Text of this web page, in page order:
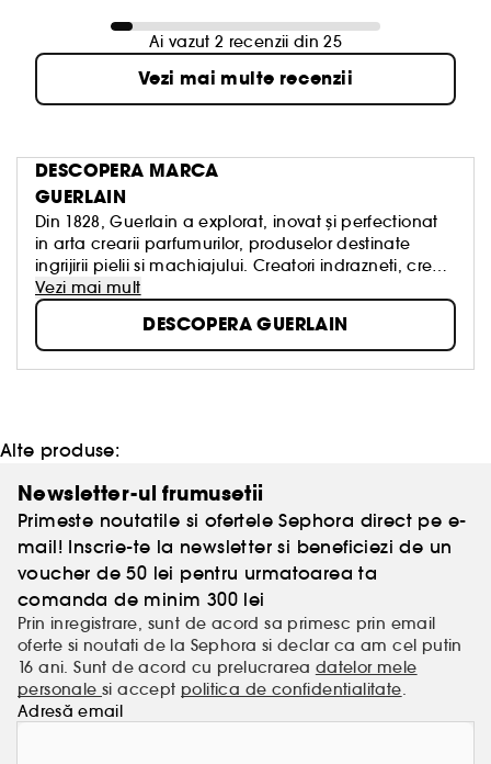
Ai vazut 2 recenzii din 25
Vezi mai multe recenzii
DESCOPERA MARCA
GUERLAIN
Din 1828, Guerlain a explorat, inovat și perfectionat
in arta crearii parfumurilor, produselor destinate
ingrijirii pielii si machiajului. Creatori indrazneti, creatii
legendare, know-how atemporal. Cultura frumusetii
reprezinta semnatura proprie.
Echipele noastre, „exploratori prin natura”, imbina in
fiecare zi luxul si dezvoltarea durabila. In numele
frumusetii clientilor nostri, in numele frumusetii
Vezi mai mult
DESCOPERA GUERLAIN
Alte produse:
Newsletter-ul frumusetii
Primeste noutatile si ofertele Sephora direct pe e-
mail! Inscrie-te la newsletter si beneficiezi de un
voucher de 50 lei pentru urmatoarea ta
comanda de minim 300 lei
Prin inregistrare, sunt de acord sa primesc prin email
oferte si noutati de la Sephora si declar ca am cel putin
16 ani. Sunt de acord cu prelucrarea datelor mele
personalesi accept politica de confidentialitate.
Adresă email